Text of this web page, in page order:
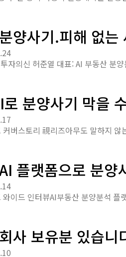
양사기.피해 없
분양사기 막을 수
플랫폼으로 분양
사 보유분 있습니